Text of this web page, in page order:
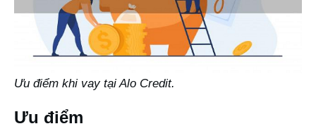
Ưu điểm khi vay tại Alo Credit.
Ưu điểm